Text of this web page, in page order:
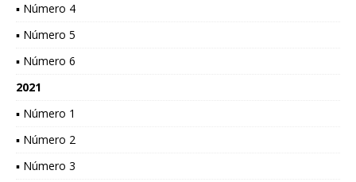
▪ Número 4
▪ Número 5
▪ Número 6
2021
▪ Número 1
▪ Número 2
▪ Número 3